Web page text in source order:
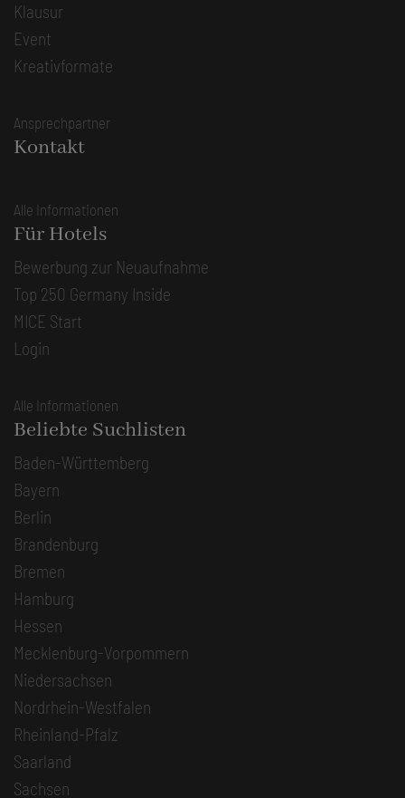
Klausur
Event
Kreativformate
Ansprechpartner
Kontakt
Alle Informationen
Für Hotels
Bewerbung zur Neuaufnahme
Top 250 Germany Inside
MICE Start
Login
Alle Informationen
Beliebte Suchlisten
Baden-Württemberg
Bayern
Berlin
Brandenburg
Bremen
Hamburg
Hessen
Mecklenburg-Vorpommern
Niedersachsen
Nordrhein-Westfalen
Rheinland-Pfalz
Saarland
Sachsen